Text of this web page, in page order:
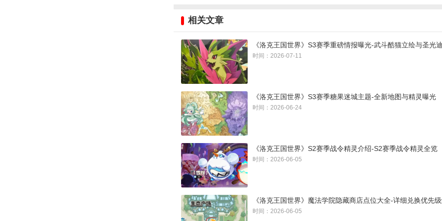
《洛克王国世界》商店街周边全花朵采集路线
商店街周边的花朵收集主要由红蓝黄三条线路构成，其中红色线路需要先传送到
的炼金瓮，再跟随线路收集，到达尽头后，再传送回炼金瓮，跟随蓝色路线继续
相关文章
《洛克王国世界》S3赛季重磅情报曝光-武斗酷猫立绘与圣光
时间：2026-07-11
《洛克王国世界》S3赛季糖果迷城主题-全新地图与精灵曝光
时间：2026-06-24
《洛克王国世界》S2赛季战令精灵介绍-S2赛季战令精灵全览
时间：2026-06-05
《洛克王国世界》魔法学院隐藏商店点位大全-详细兑换优先
时间：2026-06-05